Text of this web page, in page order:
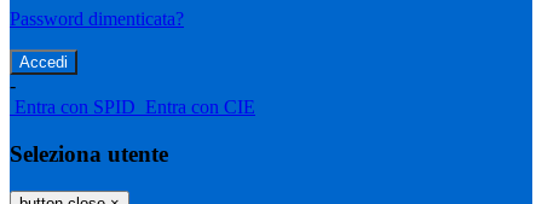
Password dimenticata?
-
Entra con SPID Entra con CIE
Seleziona utente